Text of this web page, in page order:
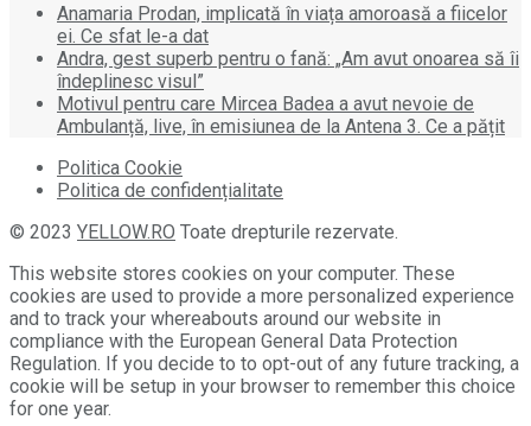
Anamaria Prodan, implicată în viața amoroasă a fiicelor
ei. Ce sfat le-a dat
Andra, gest superb pentru o fană: „Am avut onoarea să îi
îndeplinesc visul”
Motivul pentru care Mircea Badea a avut nevoie de
Ambulanță, live, în emisiunea de la Antena 3. Ce a pățit
Politica Cookie
Politica de confidențialitate
© 2023 YELLOW.RO Toate drepturile rezervate.
This website stores cookies on your computer. These
cookies are used to provide a more personalized experience
and to track your whereabouts around our website in
compliance with the European General Data Protection
Regulation. If you decide to to opt-out of any future tracking, a
cookie will be setup in your browser to remember this choice
for one year.